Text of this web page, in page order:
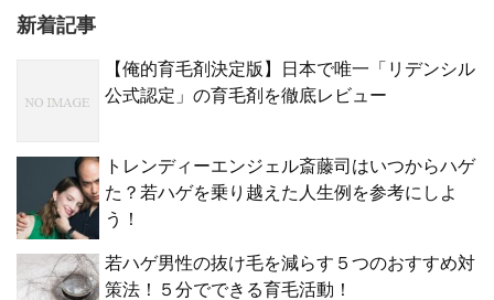
新着記事
【俺的育毛剤決定版】日本で唯一「リデンシル
公式認定」の育毛剤を徹底レビュー
トレンディーエンジェル斎藤司はいつからハゲ
た？若ハゲを乗り越えた人生例を参考にしよ
う！
若ハゲ男性の抜け毛を減らす５つのおすすめ対
策法！５分でできる育毛活動！